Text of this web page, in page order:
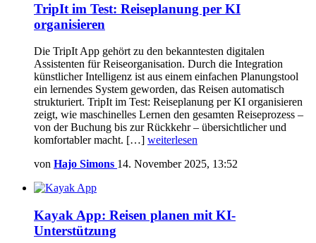
TripIt im Test: Reiseplanung per KI
organisieren
Die TripIt App gehört zu den bekanntesten digitalen
Assistenten für Reiseorganisation. Durch die Integration
künstlicher Intelligenz ist aus einem einfachen Planungstool
ein lernendes System geworden, das Reisen automatisch
strukturiert. TripIt im Test: Reiseplanung per KI organisieren
zeigt, wie maschinelles Lernen den gesamten Reiseprozess –
von der Buchung bis zur Rückkehr – übersichtlicher und
komfortabler macht. […] weiterlesen
von Hajo Simons 14. November 2025, 13:52
Kayak App: Reisen planen mit KI-
Unterstützung